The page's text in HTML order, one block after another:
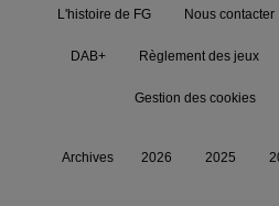
L'histoire de FG Nous contacter
DAB+ Règlement des jeux
Gestion des cookies
Archives 2026 2025